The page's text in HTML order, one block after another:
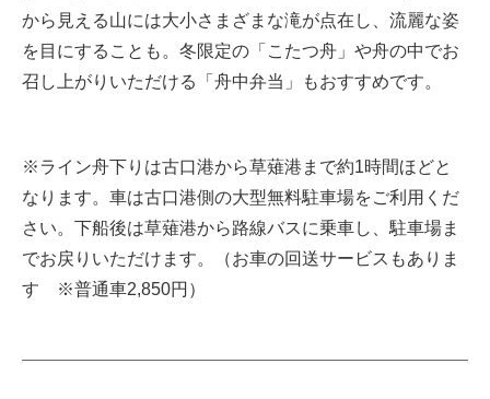
から見える山には大小さまざまな滝が点在し、流麗な姿
を目にすることも。冬限定の「こたつ舟」や舟の中でお
召し上がりいただける「舟中弁当」もおすすめです。
※ライン舟下りは古口港から草薙港まで約1時間ほどと
なります。車は古口港側の大型無料駐車場をご利用くだ
さい。下船後は草薙港から路線バスに乗車し、駐車場ま
でお戻りいただけます。（お車の回送サービスもありま
す ※普通車2,850円）